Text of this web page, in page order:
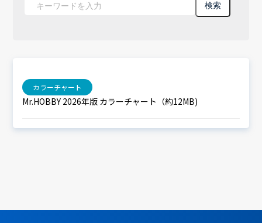
検索
カラーチャート
Mr.HOBBY 2026年版 カラーチャート（約12MB)